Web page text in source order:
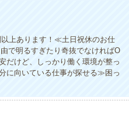
上あります！≪土日祝休のお仕
で明るすぎたり奇抜でなければO
けど、しっかり働く環境が整っ
に向いている仕事が探せる≫困っ